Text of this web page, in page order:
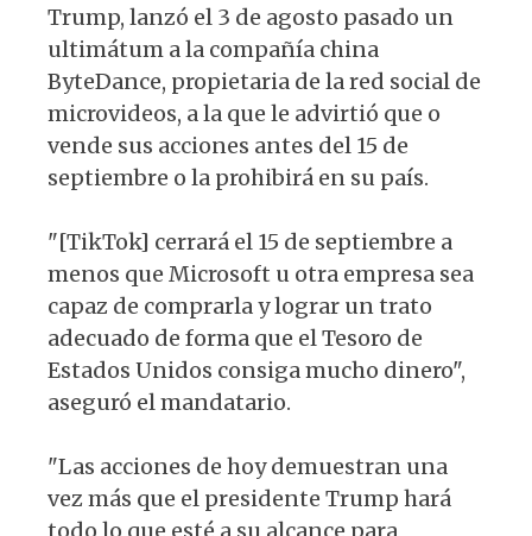
Trump, lanzó el 3 de agosto pasado un
ultimátum a la compañía china
ByteDance, propietaria de la red social de
microvideos, a la que le advirtió que o
vende sus acciones antes del 15 de
septiembre o la prohibirá en su país.
"[TikTok] cerrará el 15 de septiembre a
menos que Microsoft u otra empresa sea
capaz de comprarla y lograr un trato
adecuado de forma que el Tesoro de
Estados Unidos consiga mucho dinero",
aseguró el mandatario.
"Las acciones de hoy demuestran una
vez más que el presidente Trump hará
todo lo que esté a su alcance para